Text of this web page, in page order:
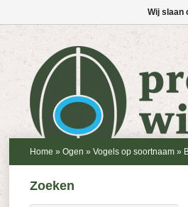
Home » Ogen » Vogels op soortnaam »
Zoeken
Wij slaan